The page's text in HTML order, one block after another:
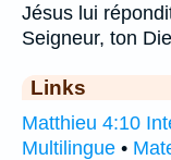
Jésus lui
Seigneur, ton
Links
Matthieu 4:10
Multilingue •